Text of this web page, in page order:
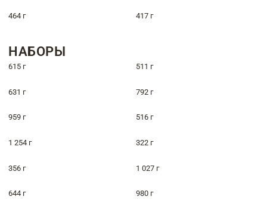
464 г 417 г
НАБОРЫ
615 г 511 г
631 г 792 г
959 г 516 г
1 254 г 322 г
356 г 1 027 г
644 г 980 г